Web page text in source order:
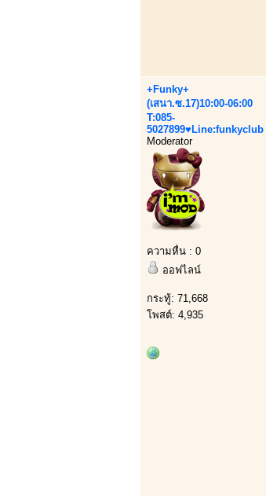
+Funky+
(เสนา.ซ.17)10:00-06:00
T:085-
5027899♥Line:funkyclub
Moderator
ความหื่น : 0
ออฟไลน์
กระทู้: 71,668
โพสต์: 4,935